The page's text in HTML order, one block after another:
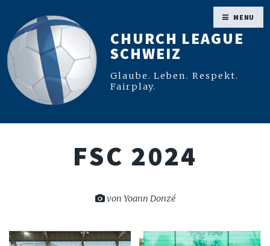
CHURCH LEAGUE
SCHWEIZ
Glaube. Leben. Respekt.
Fairplay.
FSC 2024
von Yoann Donzé
MENU